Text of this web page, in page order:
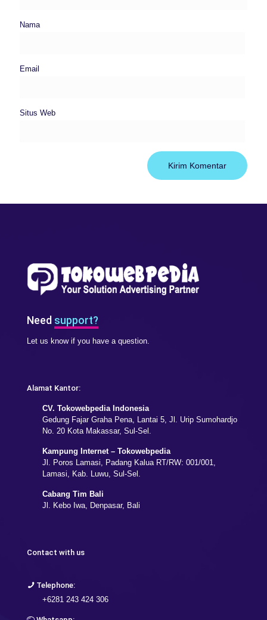
Nama
Email
Situs Web
Need support?
Let us know if you have a question.
Alamat Kantor:
CV. Tokowebpedia Indonesia
Gedung Fajar Graha Pena, Lantai 5, Jl. Urip Sumohardjo
No. 20 Kota Makassar, Sul-Sel.
Kampung Internet – Tokowebpedia
Jl. Poros Lamasi, Padang Kalua RT/RW: 001/001,
Lamasi, Kab. Luwu, Sul-Sel.
Cabang Tim Bali
Jl. Kebo Iwa, Denpasar, Bali
Contact with us
Telephone:
+6281 243 424 306